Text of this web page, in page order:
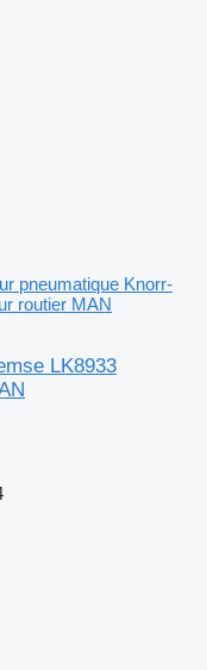
pneumatique Knorr-
routier MAN
LK8933